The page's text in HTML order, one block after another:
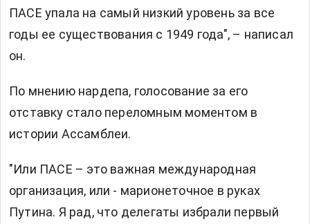
ПАСЕ упала на самый низкий уровень за все
годы ее существования с 1949 года", – написал
он.
По мнению нардепа, голосование за его
отставку стало переломным моментом в
истории Ассамблеи.
"Или ПАСЕ – это важная международная
организация, или - марионеточное в руках
Путина. Я рад, что делегаты избрали первый